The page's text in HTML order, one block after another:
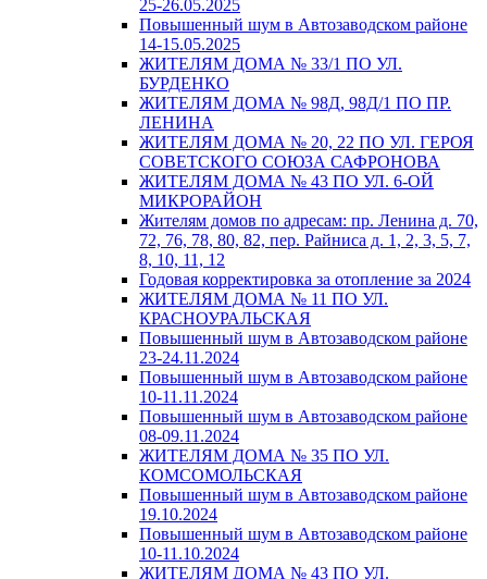
25-26.05.2025
Повышенный шум в Автозаводском районе
14-15.05.2025
ЖИТЕЛЯМ ДОМА № 33/1 ПО УЛ.
БУРДЕНКО
ЖИТЕЛЯМ ДОМА № 98Д, 98Д/1 ПО ПР.
ЛЕНИНА
ЖИТЕЛЯМ ДОМА № 20, 22 ПО УЛ. ГЕРОЯ
СОВЕТСКОГО СОЮЗА САФРОНОВА
ЖИТЕЛЯМ ДОМА № 43 ПО УЛ. 6-ОЙ
МИКРОРАЙОН
Жителям домов по адресам: пр. Ленина д. 70,
72, 76, 78, 80, 82, пер. Райниса д. 1, 2, 3, 5, 7,
8, 10, 11, 12
Годовая корректировка за отопление за 2024
ЖИТЕЛЯМ ДОМА № 11 ПО УЛ.
КРАСНОУРАЛЬСКАЯ
Повышенный шум в Автозаводском районе
23-24.11.2024
Повышенный шум в Автозаводском районе
10-11.11.2024
Повышенный шум в Автозаводском районе
08-09.11.2024
ЖИТЕЛЯМ ДОМА № 35 ПО УЛ.
КОМСОМОЛЬСКАЯ
Повышенный шум в Автозаводском районе
19.10.2024
Повышенный шум в Автозаводском районе
10-11.10.2024
ЖИТЕЛЯМ ДОМА № 43 ПО УЛ.